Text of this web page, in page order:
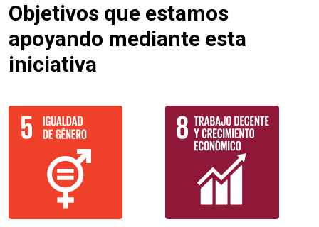
Objetivos que estamos
apoyando mediante esta
iniciativa